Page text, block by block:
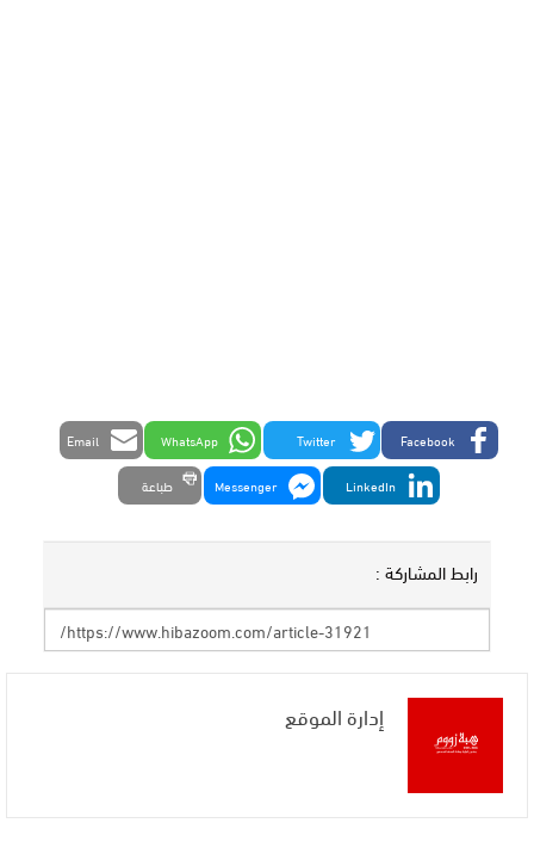
Facebook
Twitter
WhatsApp
Email
LinkedIn
Messenger طباعة
رابط المشاركة :
إدارة الموقع